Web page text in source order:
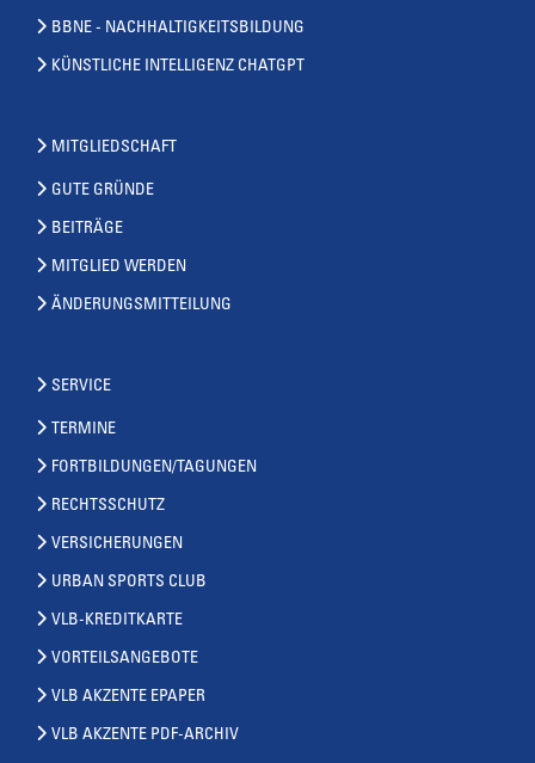
BBNE - NACHHALTIGKEITSBILDUNG
KÜNSTLICHE INTELLIGENZ CHATGPT
MITGLIEDSCHAFT
GUTE GRÜNDE
BEITRÄGE
MITGLIED WERDEN
ÄNDERUNGSMITTEILUNG
SERVICE
TERMINE
FORTBILDUNGEN/TAGUNGEN
RECHTSSCHUTZ
VERSICHERUNGEN
URBAN SPORTS CLUB
VLB-KREDITKARTE
VORTEILSANGEBOTE
VLB AKZENTE EPAPER
VLB AKZENTE PDF-ARCHIV